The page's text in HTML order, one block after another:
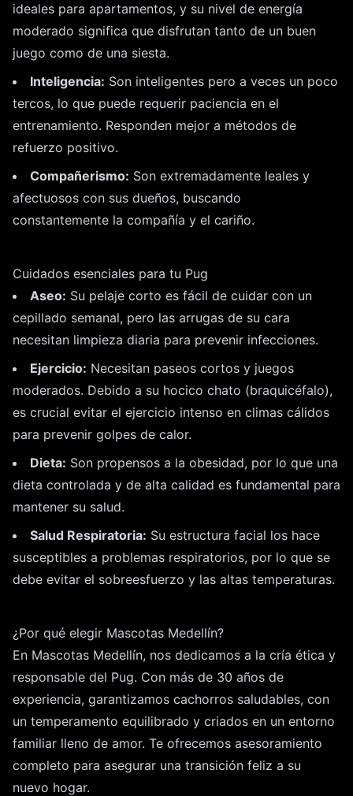
ideales para apartamentos, y su nivel de energía
moderado significa que disfrutan tanto de un buen
juego como de una siesta.
Inteligencia: Son inteligentes pero a veces un poco
tercos, lo que puede requerir paciencia en el
entrenamiento. Responden mejor a métodos de
refuerzo positivo.
Compañerismo: Son extremadamente leales y
afectuosos con sus dueños, buscando
constantemente la compañía y el cariño.
Cuidados esenciales para tu Pug
Aseo: Su pelaje corto es fácil de cuidar con un
cepillado semanal, pero las arrugas de su cara
necesitan limpieza diaria para prevenir infecciones.
Ejercicio: Necesitan paseos cortos y juegos
moderados. Debido a su hocico chato (braquicéfalo),
es crucial evitar el ejercicio intenso en climas cálidos
para prevenir golpes de calor.
Dieta: Son propensos a la obesidad, por lo que una
dieta controlada y de alta calidad es fundamental para
mantener su salud.
Salud Respiratoria: Su estructura facial los hace
susceptibles a problemas respiratorios, por lo que se
debe evitar el sobreesfuerzo y las altas temperaturas.
¿Por qué elegir Mascotas Medellín?
En Mascotas Medellín, nos dedicamos a la cría ética y
responsable del Pug. Con más de 30 años de
experiencia, garantizamos cachorros saludables, con
un temperamento equilibrado y criados en un entorno
familiar lleno de amor. Te ofrecemos asesoramiento
completo para asegurar una transición feliz a su
nuevo hogar.